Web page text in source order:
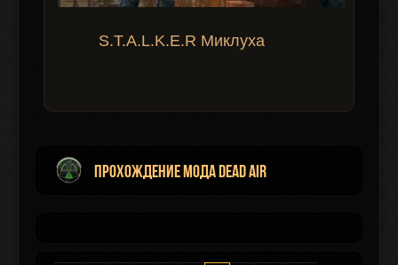
S.T.A.L.K.E.R Миклуха
Прохождение мода Dead Air